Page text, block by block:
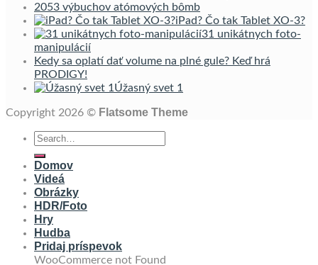
2053 výbuchov atómových bômb
iPad? Čo tak Tablet XO-3?
31 unikátnych foto-
manipulácií
Kedy sa oplatí dať volume na plné gule? Keď hrá
PRODIGY!
Úžasný svet 1
Copyright 2026 © Flatsome Theme
Domov
Videá
Obrázky
HDR/Foto
Hry
Hudba
Pridaj príspevok
WooCommerce not Found